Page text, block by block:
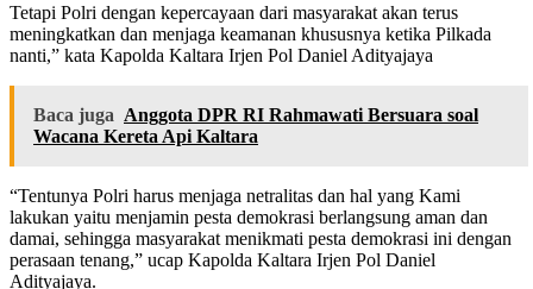
Tetapi Polri dengan kepercayaan dari masyarakat akan terus
meningkatkan dan menjaga keamanan khususnya ketika Pilkada
nanti,” kata Kapolda Kaltara Irjen Pol Daniel Adityajaya
Baca juga Anggota DPR RI Rahmawati Bersuara soal
Wacana Kereta Api Kaltara
“Tentunya Polri harus menjaga netralitas dan hal yang Kami
lakukan yaitu menjamin pesta demokrasi berlangsung aman dan
damai, sehingga masyarakat menikmati pesta demokrasi ini dengan
perasaan tenang,” ucap Kapolda Kaltara Irjen Pol Daniel
Adityajaya.